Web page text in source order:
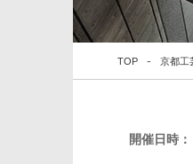
TOP 京都工
開催日時：